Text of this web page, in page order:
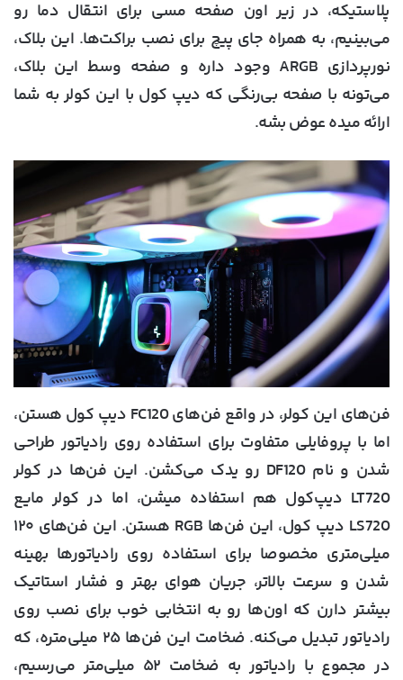
پلاستیکه، در زیر اون صفحه مسی برای انتقال دما رو
می‌بینیم، به همراه جای پیچ برای نصب براکت‌ها. این بلاک،
نورپردازی ARGB وجود داره و صفحه وسط این بلاک،
می‌تونه با صفحه بی‌رنگی که دیپ کول با این کولر به شما
ارائه میده عوض بشه.
فن‌های این کولر، در واقع فن‌های FC120 دیپ کول هستن،
اما با پروفایلی متفاوت برای استفاده روی رادیاتور طراحی
شدن و نام DF120 رو یدک می‌کشن. این فن‌ها در کولر
LT720 دیپ‌کول هم استفاده میشن، اما در کولر مایع
LS720 دیپ کول، این فن‌ها RGB هستن. این فن‌های ۱۲۰
میلی‌متری مخصوصا برای استفاده روی رادیاتورها بهینه
شدن و سرعت بالاتر، جریان هوای بهتر و فشار استاتیک
بیشتر دارن که اون‌ها رو به انتخابی خوب برای نصب روی
رادیاتور تبدیل می‌کنه. ضخامت این فن‌ها ۲۵ میلی‌متره، که
در مجموع با رادیاتور به ضخامت ۵۲ میلی‌متر می‌رسیم،